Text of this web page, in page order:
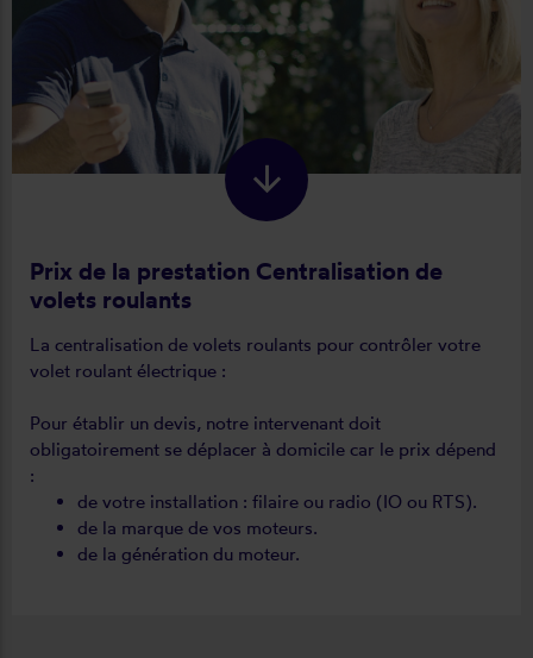
Prix de la prestation Centralisation de
volets roulants
La centralisation de volets roulants pour contrôler votre
volet roulant électrique :
Pour établir un devis, notre intervenant doit
obligatoirement se déplacer à domicile car le prix dépend
:
de votre installation : filaire ou radio (IO ou RTS).
de la marque de vos moteurs.
de la génération du moteur.